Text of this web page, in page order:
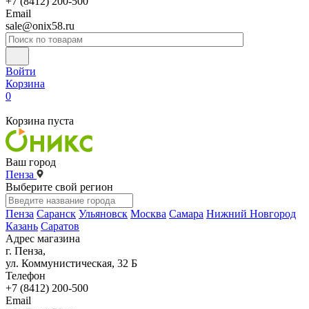
Email
sale@onix58.ru
Войти
Корзина
0
Корзина пуста
Ваш город
Пенза
Выберите свой регион
Пенза Саранск Ульяновск Москва Самара Нижний Новгород
Казань Саратов
Адрес магазина
г. Пенза,
ул. Коммунистическая, 32 Б
Телефон
+7 (8412) 200-500
Email